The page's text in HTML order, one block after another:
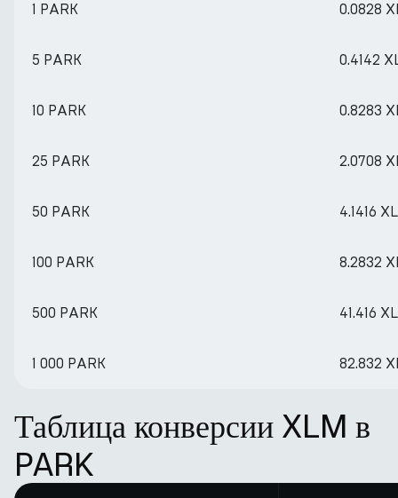
1 PARK 0.0828
5 PARK 0.4142
10 PARK 0.8283
25 PARK 2.0708
50 PARK 4.1416
100 PARK 8.2832
500 PARK 41.416
1 000 PARK 82.832
Таблица конверсии XLM в
PARK